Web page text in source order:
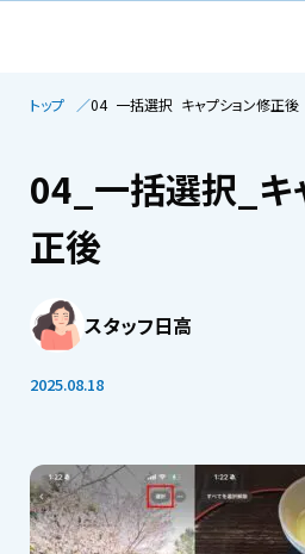
トップ 04_一括選択_キャプション修正後
04_一括選択_キ
正後
スタッフ日高
2025.08.18